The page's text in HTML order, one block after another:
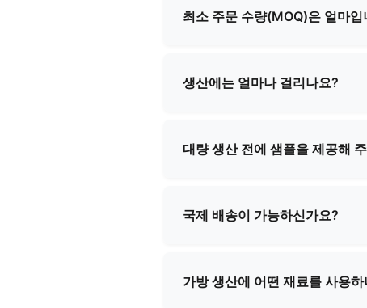
사항을 충족하는 완벽한 제품을
최소 주문 수량(MOQ)은 얼마입
한 상세 정보를 제공해 드리겠습
생산에는 얼마나 걸리나요?
드리겠습니다.
대량 생산 전에 샘플을 제공해
확정 시 해당 비용은 환불될 수
국제 배송이 가능하신가요?
모든 배송 절차와 서류 작업을
가방 생산에 어떤 재료를 사용하